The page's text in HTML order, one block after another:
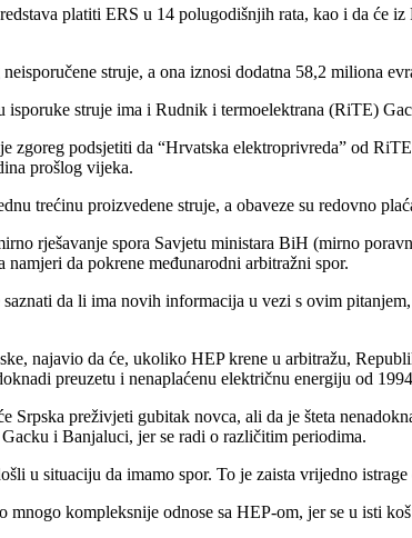
platiti ERS u 14 polugodišnjih rata, kao i da
struje, a ona iznosi dodatna 58,2 miliona
isporuke struje ima i Rudnik i termoelektrana (RiTE)
zgoreg podsjetiti da “Hrvatska elektroprivreda” od
prošlog vijeka.
trećinu proizvedene struje, a obaveze su redovno
rješavanje spora Savjetu ministara BiH (mirno
namjeri da pokrene međunarodni arbitražni spor.
da li ima novih informacija u vezi s ovim
najavio da će, ukoliko HEP krene u arbitražu,
preuzetu i nenaplaćenu električnu energiju od
Srpska preživjeti gubitak novca, ali da je šteta
i Banjaluci, jer se radi o različitim periodima.
u situaciju da imamo spor. To je zaista vrijedno
kompleksnije odnose sa HEP-om, jer se u isti